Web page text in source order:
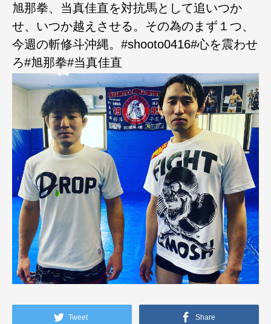
旭那拳、当真佳直を対抗馬として追いつか
せ、いつか越えさせる。その為のまず１つ、
今週の斬修斗沖縄。#shooto0416#心を震わせ
ろ#旭那拳#当真佳直
Tweet Share